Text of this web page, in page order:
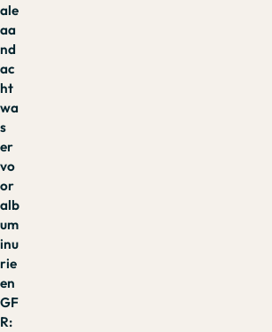
ale
aa
nd
ac
ht
wa
s
er
vo
or
alb
um
inu
rie
en
GF
R: